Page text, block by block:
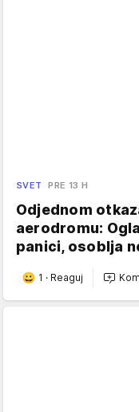
SVET PRE 13 H
Odjednom
aerodromu:
panici, osoblja
1 · Reaguj